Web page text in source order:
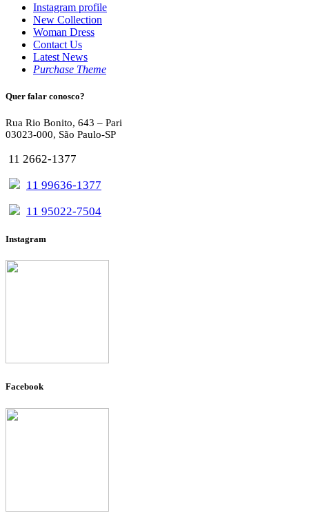
Instagram profile
New Collection
Woman Dress
Contact Us
Latest News
Purchase Theme
Quer falar conosco?
Rua Rio Bonito, 643 – Pari
03023-000, São Paulo-SP
11 2662-1377
11 99636-1377
11 95022-7504
Instagram
Facebook